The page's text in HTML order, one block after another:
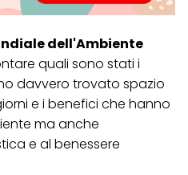
dell'Ambiente
quali sono stati i
davvero trovato spazio
e i benefici che hanno
ma anche
e al benessere